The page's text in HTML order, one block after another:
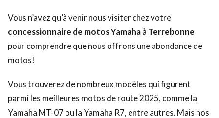
Vous n’avez qu’à venir nous visiter chez votre
concessionnaire de motos Yamahaà Terrebonne
pour comprendre que nous offrons une abondance de
motos!
Vous trouverez de nombreux modèles qui figurent
parmi les meilleures motos de route 2025, comme la
Yamaha MT-07 ou la Yamaha R7, entre autres. Mais nos